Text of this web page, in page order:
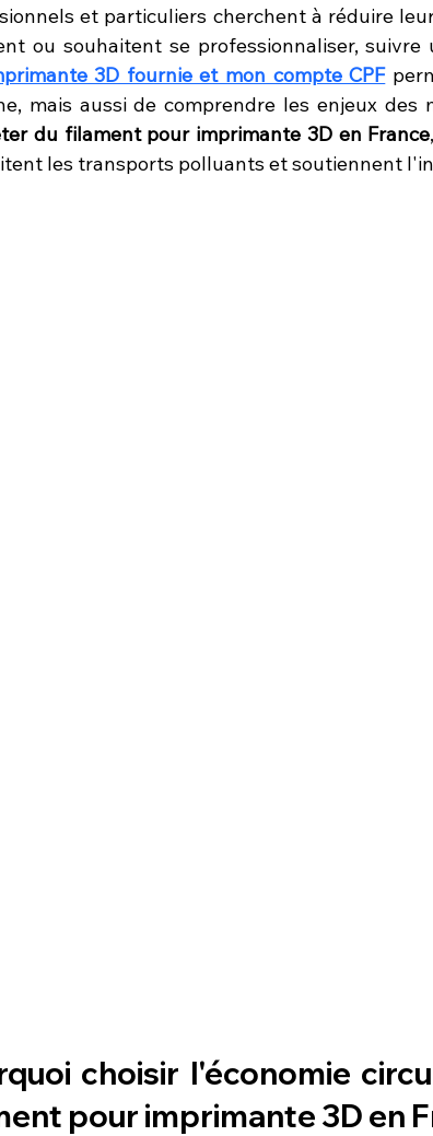
et particuliers cherchent à réduire
ou souhaitent se professionnaliser, suivre
3D fournie et mon compte CPF
mais aussi de comprendre les enjeux des
du filament pour imprimante 3D en France
les transports polluants et soutiennent
choisir l'économie
pour imprimante 3D en